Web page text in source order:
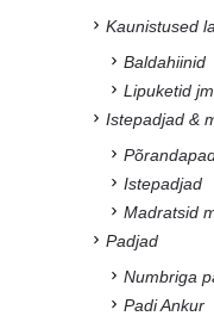
Kaunistused
Baldahiinid
Lipuketid
Istepadjad &
Istepadjad
Madratsid
Padjad
Numbriga
Padi Ankur